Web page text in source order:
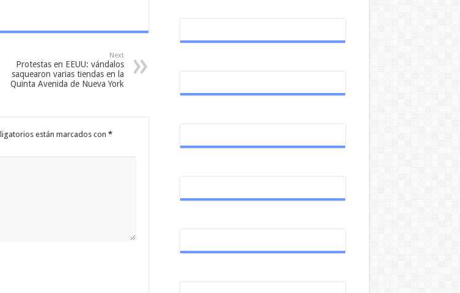
Next
Protestas en EEUU: vándalos
saquearon varias tiendas en la
Quinta Avenida de Nueva York
están marcados con *